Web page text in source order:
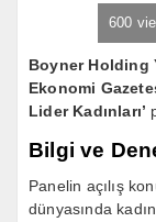
600
Boyner Holding
Ekonomi
Lider Kadınları’
Bilgi ve
Panelin açılış
dünyasında